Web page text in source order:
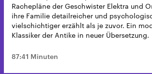
Rachepläne der Geschwister Elektra und
ihre Familie detailreicher und
vielschichtiger erzählt als je zuvor. Ein
Klassiker der Antike in neuer Übersetzung.
87:41 Minuten